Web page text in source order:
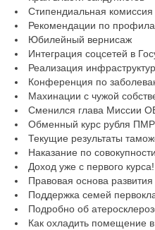
Стипендиальная комиссия
Рекомендации по
Юбилейный вернисаж
Интеграция соцсетей в
Реализация
Конференция по
Махинации с чужой
Сменился глава Миссии
Обменный курс рубля ПМР
Текущие результаты
Наказание по
Доход уже с первого курса!
Правовая основа развития
Поддержка семей
Подробно об
Как охладить помещение